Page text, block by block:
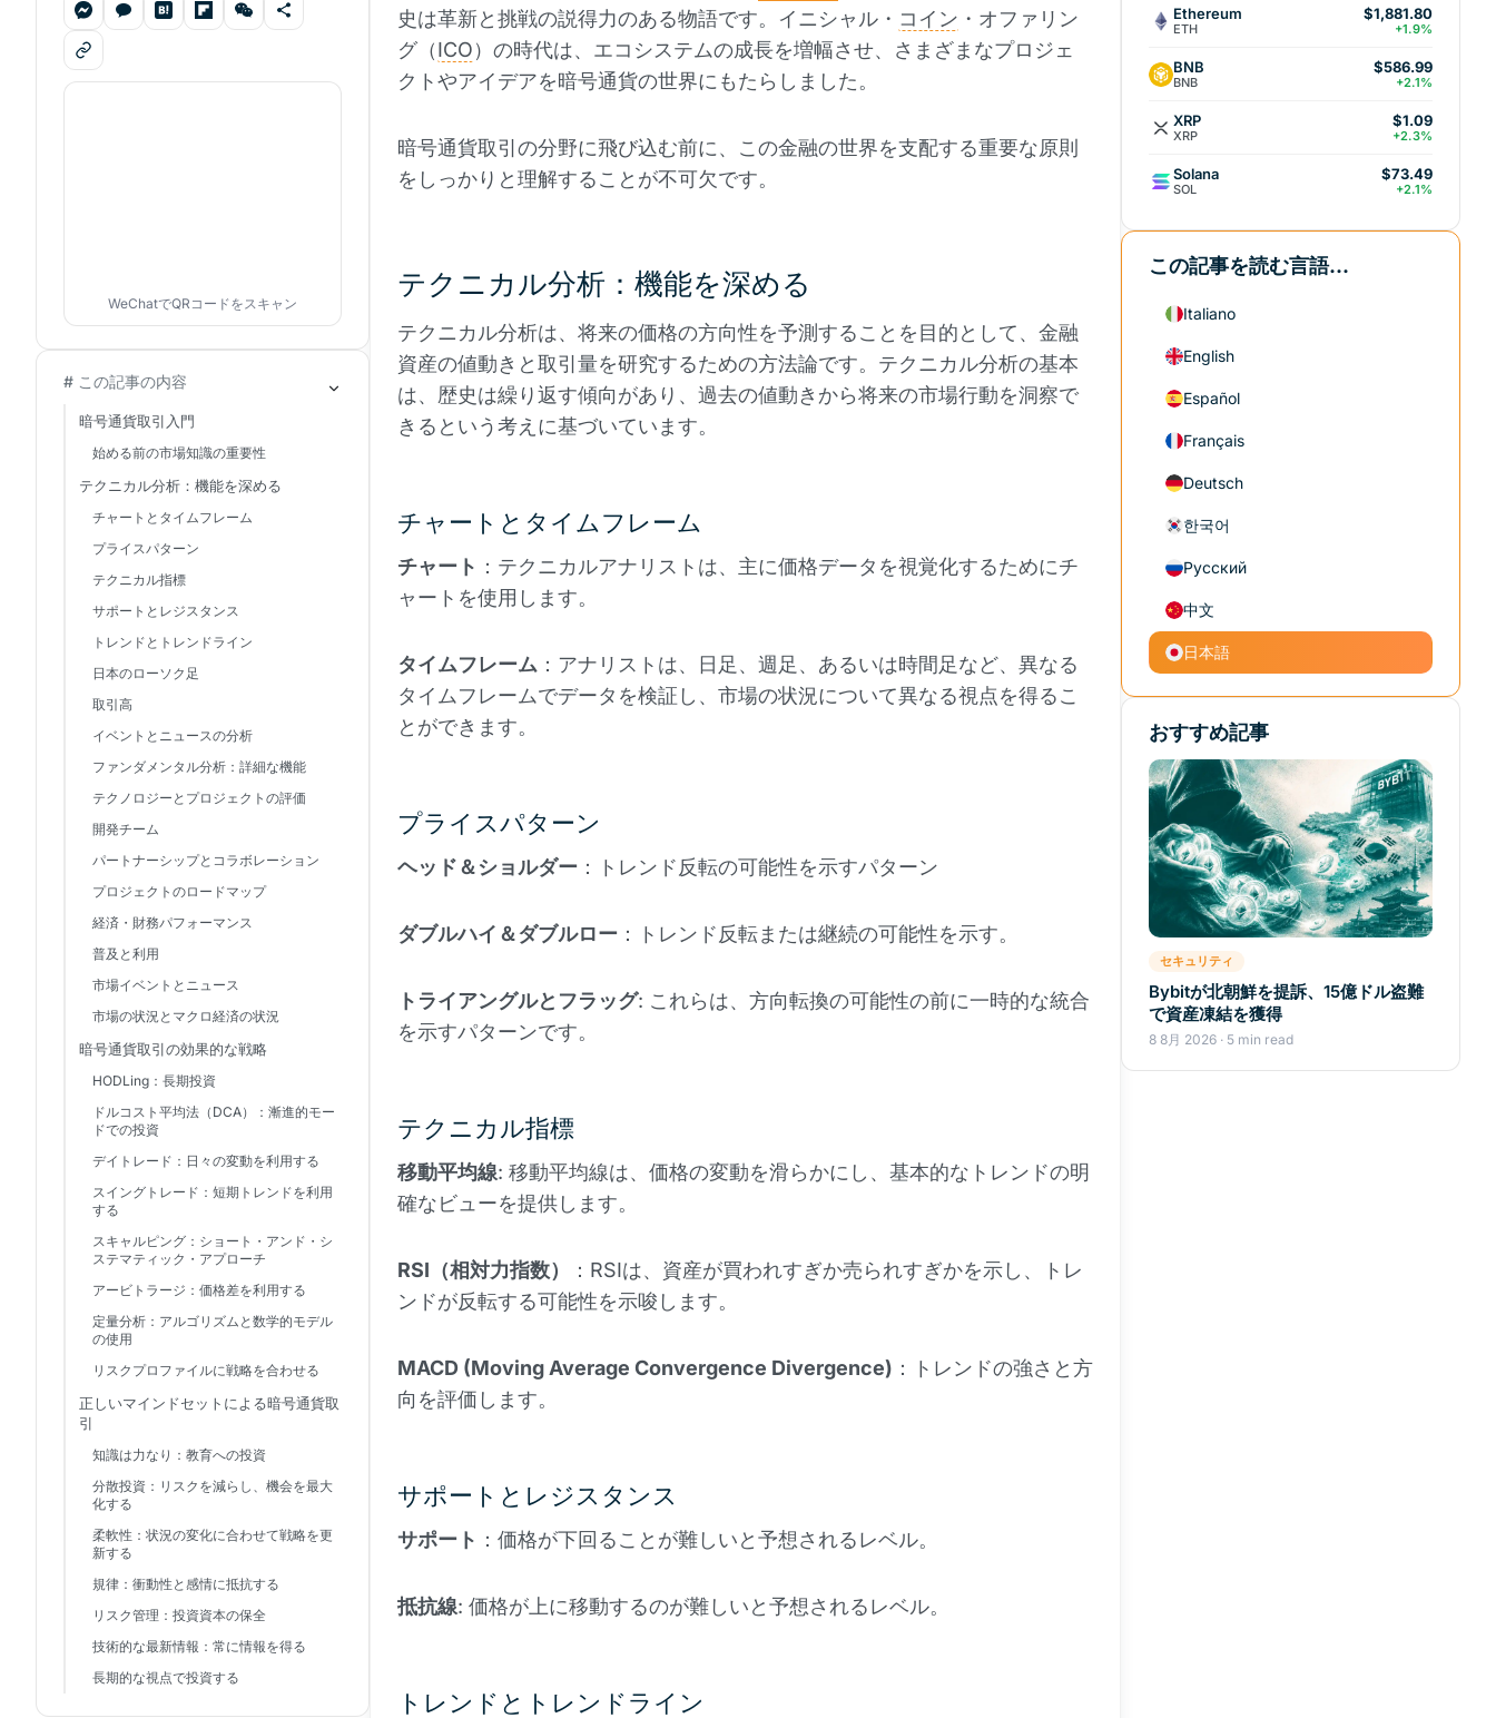
史は革新と挑戦の説得力のある物語です。イニシャル・ コイン ・オファリン
グ（ICO）の時代は、エコシステムの成長を増幅させ、さまざまなプロジェ
クトやアイデアを暗号通貨の世界にもたらしました。
暗号通貨取引の分野に飛び込む前に、この金融の世界を支配する重要な原則
をしっかりと理解することが不可欠です。
テクニカル分析：機能を深める
テクニカル分析は、将来の価格の方向性を予測することを目的として、金融
資産の値動きと取引量を研究するための方法論です。テクニカル分析の基本
は、歴史は繰り返す傾向があり、過去の値動きから将来の市場行動を洞察で
きるという考えに基づいています。
チャートとタイムフレーム
チャート ：テクニカルアナリストは、主に価格データを視覚化するためにチ
ャートを使用します。
タイムフレーム ：アナリストは、日足、週足、あるいは時間足など、異なる
タイムフレームでデータを検証し、市場の状況について異なる視点を得るこ
とができます。
プライスパターン
ヘッド＆ショルダー ：トレンド反転の可能性を示すパターン
ダブルハイ＆ダブルロー ：トレンド反転または継続の可能性を示す。
トライアングルとフラッグ: これらは、方向転換の可能性の前に一時的な統合
を示すパターンです。
テクニカル指標
移動平均線: 移動平均線は、価格の変動を滑らかにし、基本的なトレンドの明
確なビューを提供します。
RSI（相対力指数）
：RSIは、資産が買われすぎか売られすぎかを示し、トレ
ンドが反転する可能性を示唆します。
MACD (Moving Average Convergence Divergence) ：トレンドの強さと方
向を評価します。
サポートとレジスタンス
サポート ：価格が下回ることが難しいと予想されるレベル。
抵抗線: 価格が上に移動するのが難しいと予想されるレベル。
トレンドとトレンドライン
WeChatでQRコードをスキャン
# この記事の内容
暗号通貨取引入門
始める前の市場知識の重要性
テクニカル分析：機能を深める
チャートとタイムフレーム
プライスパターン
テクニカル指標
サポートとレジスタンス
トレンドとトレンドライン
日本のローソク足
取引高
イベントとニュースの分析
ファンダメンタル分析：詳細な機能
テクノロジーとプロジェクトの評価
開発チーム
パートナーシップとコラボレーション
プロジェクトのロードマップ
経済・財務パフォーマンス
普及と利用
市場イベントとニュース
市場の状況とマクロ経済の状況
暗号通貨取引の効果的な戦略
HODLing：長期投資
ドルコスト平均法（DCA）：漸進的モー
ドでの投資
デイトレード：日々の変動を利用する
スイングトレード：短期トレンドを利用
する
スキャルピング：ショート・アンド・シ
ステマティック・アプローチ
アービトラージ：価格差を利用する
定量分析：アルゴリズムと数学的モデル
の使用
リスクプロファイルに戦略を合わせる
正しいマインドセットによる暗号通貨取
引
知識は力なり：教育への投資
分散投資：リスクを減らし、機会を最大
化する
柔軟性：状況の変化に合わせて戦略を更
新する
規律：衝動性と感情に抵抗する
リスク管理：投資資本の保全
技術的な最新情報：常に情報を得る
長期的な視点で投資する
Ethereum
ETH
$1,881.80
+1.9%
BNB
BNB
$586.99
+2.1%
XRP
XRP
$1.09
+2.3%
Solana
SOL
$73.49
+2.1%
この記事を読む言語...
Italiano
English
Español
Français
Deutsch
한국어
Русский
中文
日本語
おすすめ記事
セキュリティ
Bybitが北朝鮮を提訴、15億ドル盗難
で資産凍結を獲得
8 8月 2026 · 5 min read